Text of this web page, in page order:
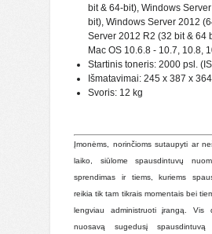
bit & 64-bit), Windows
bit), Windows Server 2012
Server 2012 R2 (32 bit & 64
Mac OS 10.6.8 - 10.7, 10.8,
Startinis toneris: 2000 psl.
Išmatavimai: 245 x 387 x
Svoris: 12 kg
Įmonėms, norinčioms sutaupyti ar
laiko, siūlome spausdintuvų
sprendimas ir tiems, kuriems
reikia tik tam tikrais momentais bei
lengviau administruoti įrangą. Vis
nuosavą sugedusį